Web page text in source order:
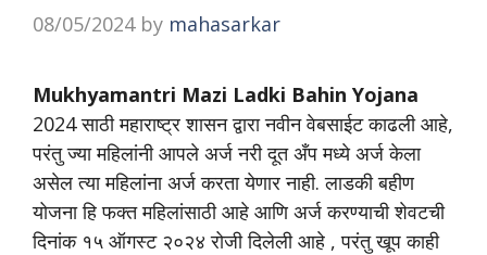
08/05/2024 by mahasarkar
Mukhyamantri Mazi Ladki Bahin Yojana
2024 साठी महाराष्ट्र शासन द्वारा नवीन वेबसाईट काढली आहे,
परंतु ज्या महिलांनी आपले अर्ज नरी दूत अँप मध्ये अर्ज केला
असेल त्या महिलांना अर्ज करता येणार नाही. लाडकी बहीण
योजना हि फक्त महिलांसाठी आहे आणि अर्ज करण्याची शेवटची
दिनांक १५ ऑगस्ट २०२४ रोजी दिलेली आहे , परंतु खूप काही